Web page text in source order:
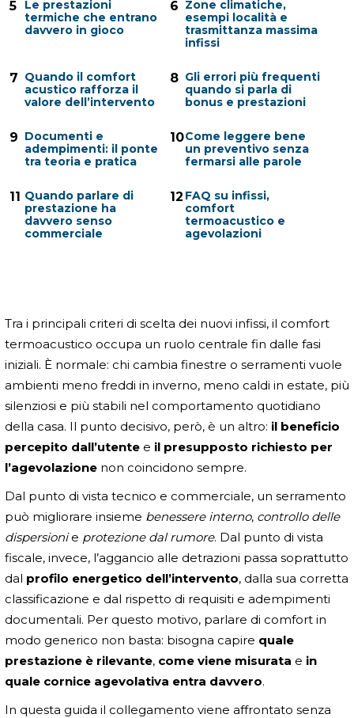
5
Le prestazioni
termiche che entrano
davvero in gioco
6 Zone climatiche,
esempi località e
trasmittanza massima
infissi
7 Quando il comfort
acustico rafforza il
valore dell’intervento
8 Gli errori più frequenti
quando si parla di
bonus e prestazioni
9 Documenti e
adempimenti: il ponte
tra teoria e pratica
10Come leggere bene
un preventivo senza
fermarsi alle parole
11 Quando parlare di
prestazione ha
davvero senso
commerciale
12 FAQ su infissi,
comfort
termoacustico e
agevolazioni
Tra i principali criteri di scelta dei nuovi infissi, il comfort
termoacustico occupa un ruolo centrale fin dalle fasi
iniziali. È normale: chi cambia finestre o serramenti vuole
ambienti meno freddi in inverno, meno caldi in estate, più
silenziosi e più stabili nel comportamento quotidiano
della casa. Il punto decisivo, però, è un altro: il beneficio
percepito dall’utente e il presupposto richiesto per
l’agevolazione non coincidono sempre.
Dal punto di vista tecnico e commerciale, un serramento
può migliorare insieme benessere interno, controllo delle
dispersionie protezione dal rumore. Dal punto di vista
fiscale, invece, l’aggancio alle detrazioni passa soprattutto
dal profilo energetico dell’intervento, dalla sua corretta
classificazione e dal rispetto di requisiti e adempimenti
documentali. Per questo motivo, parlare di comfort in
modo generico non basta: bisogna capire quale
prestazione è rilevante, come viene misurata e in
quale cornice agevolativa entra davvero.
In questa guida il collegamento viene affrontato senza